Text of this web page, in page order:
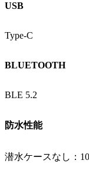
USB
Type-C
BLUETOOTH
BLE 5.2
防水性能
潜水ケースなし：